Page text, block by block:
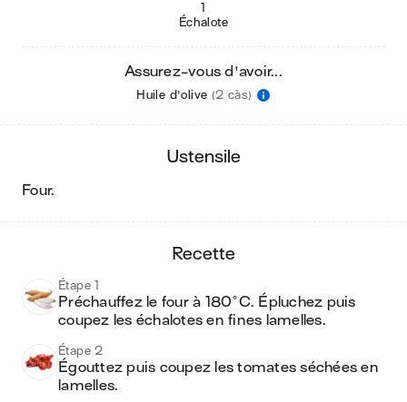
1
Échalote
Assurez-vous d'avoir...
Huile d'olive (2 càs)
ustensile
four.
recette
Étape 1
Préchauffez le four à 180°C. Épluchez puis
coupez les échalotes en fines lamelles.
Étape 2
Égouttez puis coupez les tomates séchées en
lamelles.